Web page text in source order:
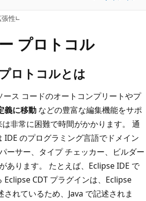
性
プロトコル
ロトコルとは
ース コードのオートコンプリートやプ
義に移動 などの豊富な編集機能をサポ
非常に困難で時間がかかります。 通
IDE のプログラミング言語でドメイン
ーサー、タイプ チェッカー、ビルダー
あります。 たとえば、Eclipse IDE で
Eclipse CDT プラグインは、Eclipse
されているため、Java で記述されま